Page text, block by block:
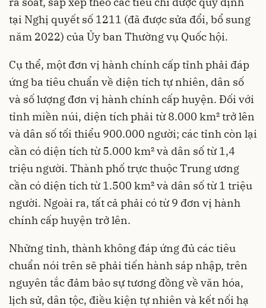
tại Nghị quyết số 1211 (đã được sửa đổi, bổ sung
năm 2022) của Ủy ban Thường vụ Quốc hội.
Cụ thể, một đơn vị hành chính cấp tỉnh phải đáp
ứng ba tiêu chuẩn về diện tích tự nhiên, dân số
và số lượng đơn vị hành chính cấp huyện. Đối với
tỉnh miền núi, diện tích phải từ 8.000 km² trở lên
và dân số tối thiểu 900.000 người; các tỉnh còn lại
cần có diện tích từ 5.000 km² và dân số từ 1,4
triệu người. Thành phố trực thuộc Trung ương
cần có diện tích từ 1.500 km² và dân số từ 1 triệu
người. Ngoài ra, tất cả phải có từ 9 đơn vị hành
chính cấp huyện trở lên.
Những tỉnh, thành không đáp ứng đủ các tiêu
chuẩn nói trên sẽ phải tiến hành sáp nhập, trên
nguyên tắc đảm bảo sự tương đồng về văn hóa,
lịch sử, dân tộc, điều kiện tự nhiên và kết nối hạ